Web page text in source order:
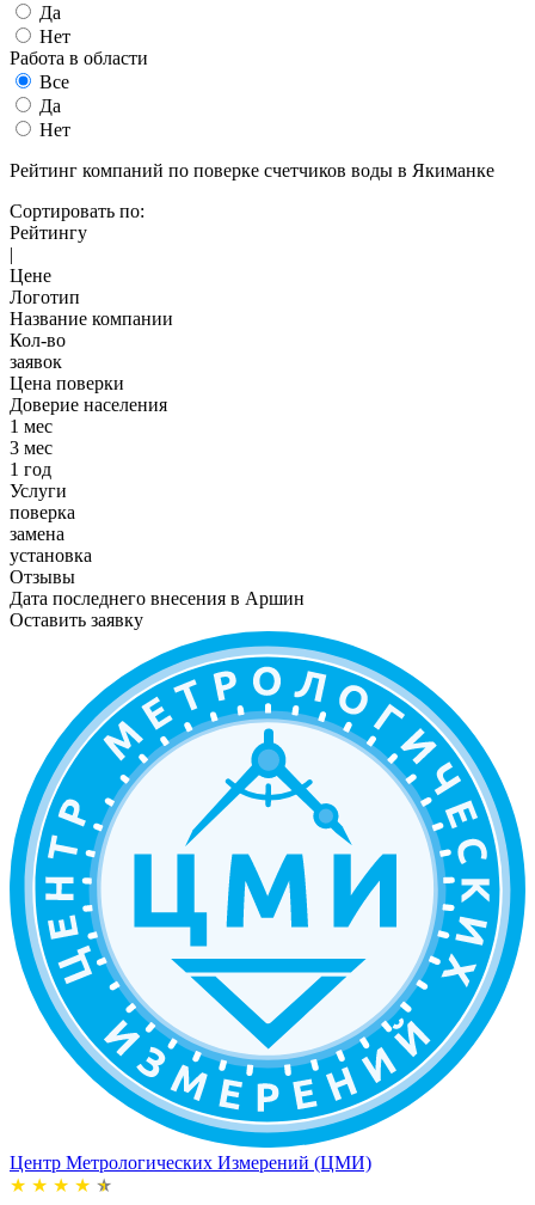
Да
Нет
Работа в области
Все
Да
Нет
Рейтинг компаний по поверке счетчиков воды в Якиманке
Сортировать по:
Рейтингу
|
Цене
Логотип
Название компании
Кол-во
заявок
Цена поверки
Доверие населения
1 мес
3 мес
1 год
Услуги
поверка
замена
установка
Отзывы
Дата последнего внесения в Аршин
Оставить заявку
Центр Метрологических Измерений (ЦМИ)
★ ★ ★ ★ ★